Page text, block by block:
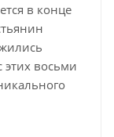
в конце
восьми